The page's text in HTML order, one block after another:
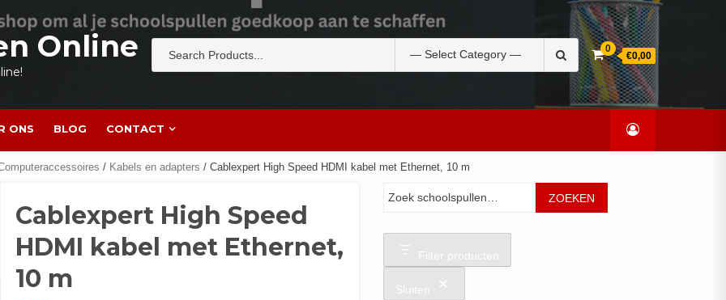
Online
naar:
0
€0,00
ONS BLOG CONTACT
/ Kabels en adapters / Cablexpert High Speed HDMI kabel met Ethernet, 10 m
Cablexpert High Speed
HDMI kabel met Ethernet,
10 m
ZOEKEN
Filter producten
Sluiten